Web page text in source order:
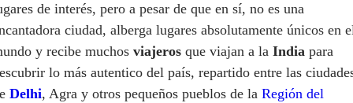
de interés, pero a pesar de que en sí, no es una
ciudad, alberga lugares absolutamente únicos en
y recibe muchos viajeros que viajan a la India para
lo más autentico del país, repartido entre las
Delhi, Agra y otros pequeños pueblos de la Región del